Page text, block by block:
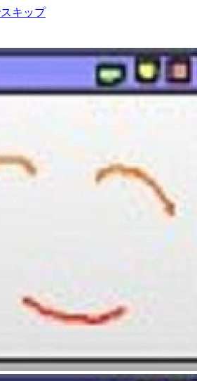
キップ